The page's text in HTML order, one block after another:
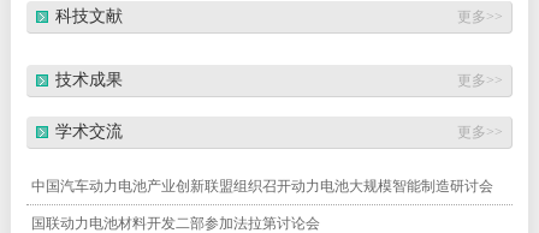
科技文献 更多>>
技术成果 更多>>
学术交流 更多>>
中国汽车动力电池产业创新联盟组织召开动力电池大规模智能制造研讨会
国联动力电池材料开发二部参加法拉第讨论会